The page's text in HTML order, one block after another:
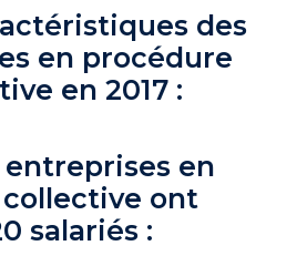
des
en procédure
en 2017 :
entreprises en
ont
salariés :